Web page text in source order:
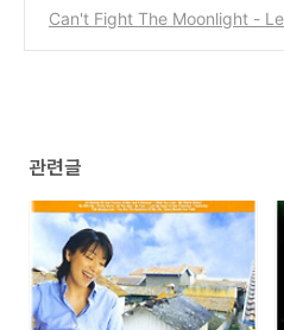
a Mumba / 2000
(0)
Can't Fight The Moonlight -
관련글